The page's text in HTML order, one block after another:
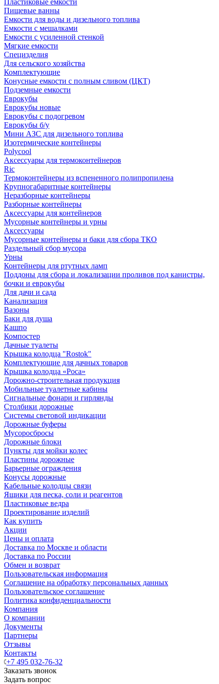
Пластиковые емкости
Пищевые ванны
Емкости для воды и дизельного топлива
Емкости с мешалками
Емкости с усиленной стенкой
Мягкие емкости
Специзделия
Для сельского хозяйства
Комплектующие
Конусные емкости с полным сливом (ЦКТ)
Подземные емкости
Еврокубы
Еврокубы новые
Еврокубы с подогревом
Еврокубы б/у
Мини АЗС для дизельного топлива
Изотермические контейнеры
Polycool
Аксессуары для термоконтейнеров
Ric
Термоконтейнеры из вспененного полипропилена
Крупногабаритные контейнеры
Неразборные контейнеры
Разборные контейнеры
Аксессуары для контейнеров
Мусорные контейнеры и урны
Аксессуары
Мусорные контейнеры и баки для сбора ТКО
Раздельный сбор мусора
Урны
Контейнеры для ртутных ламп
Поддоны для сбора и локализации проливов под канистры,
бочки и еврокубы
Для дачи и сада
Канализация
Вазоны
Баки для душа
Кашпо
Компостер
Дачные туалеты
Крышка колодца "Rostok"
Комплектующие для дачных товаров
Крышка колодца «Роса»
Дорожно-строительная продукция
Мобильные туалетные кабины
Сигнальные фонари и гирлянды
Столбики дорожные
Системы световой индикации
Дорожные буферы
Мусоросбросы
Дорожные блоки
Пункты для мойки колес
Пластины дорожные
Барьерные ограждения
Конусы дорожные
Кабельные колодцы связи
Ящики для песка, соли и реагентов
Пластиковые ведра
Проектирование изделий
Как купить
Акции
Цены и оплата
Доставка по Москве и области
Доставка по России
Обмен и возврат
Пользовательская информация
Соглашение на обработку персональных данных
Пользовательское соглашение
Политика конфиденциальности
Компания
О компании
Документы
Партнеры
Отзывы
Контакты
+7 495 032-76-32
Заказать звонок
Задать вопрос